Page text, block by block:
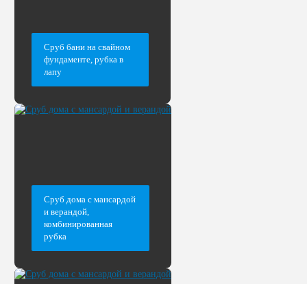
Сруб бани на свайном
фундаменте, рубка в
лапу
Сруб дома с мансардой
и верандой,
комбинированная
рубка